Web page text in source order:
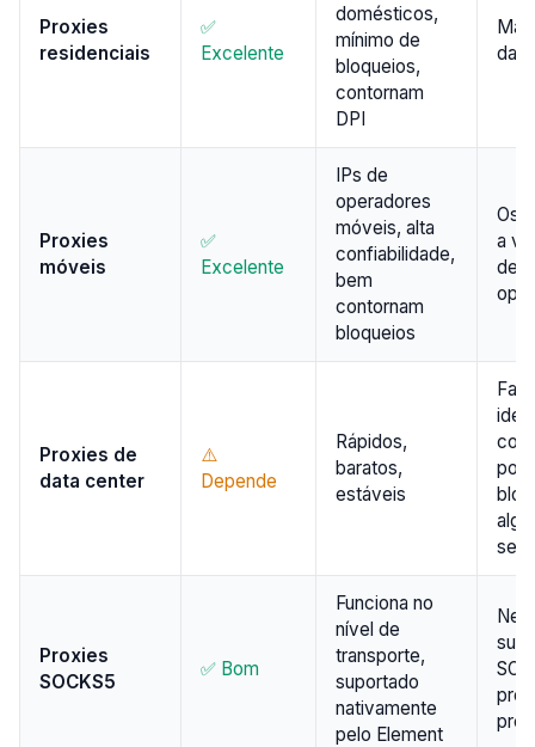
Proxies
residenciais
✅
Excelente
domésticos,
mínimo de
bloqueios,
contornam
DPI
Proxies
móveis
✅
Excelente
IPs de
operadores
móveis, alta
confiabilidade,
bem
contornam
bloqueios
Os
a
Proxies de
data center
⚠️
Depende
Rápidos,
baratos,
estáveis
Proxies
SOCKS5
✅ Bom
Funciona no
nível de
transporte,
suportado
nativamente
pelo Element